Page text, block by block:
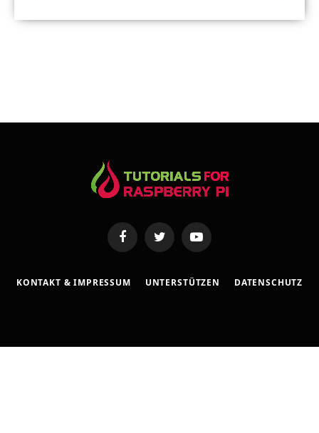
-
FacebookTwitter YouTube
KONTAKT & IMPRESSUM UNTERSTÜTZEN DATENSCHUTZ